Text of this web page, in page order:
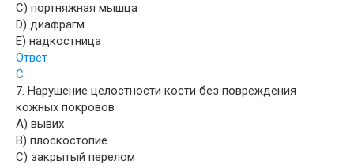
C) портняжная мышца
D) диафрагм
E) надкостница
Ответ
С
7. Нарушение целостности кости без повреждения
кожных покровов
A) вывих
B) плоскостопие
C) закрытый перелом